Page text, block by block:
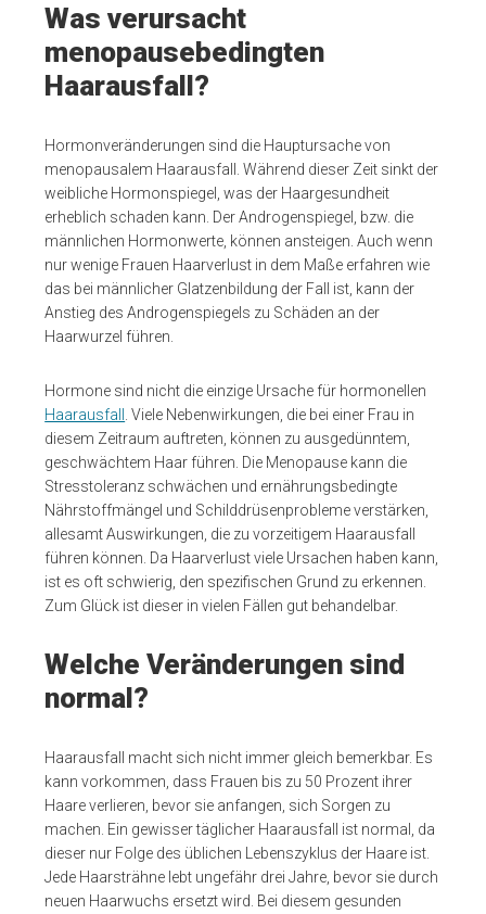
Was verursacht
menopausebedingten
Haarausfall?
Hormonveränderungen sind die Hauptursache von
menopausalem Haarausfall. Während dieser Zeit sinkt der
weibliche Hormonspiegel, was der Haargesundheit
erheblich schaden kann. Der Androgenspiegel, bzw. die
männlichen Hormonwerte, können ansteigen. Auch wenn
nur wenige Frauen Haarverlust in dem Maße erfahren wie
das bei männlicher Glatzenbildung der Fall ist, kann der
Anstieg des Androgenspiegels zu Schäden an der
Haarwurzel führen.
Hormone sind nicht die einzige Ursache für hormonellen
Haarausfall
. Viele Nebenwirkungen, die bei einer Frau in
diesem Zeitraum auftreten, können zu ausgedünntem,
geschwächtem Haar führen. Die Menopause kann die
Stresstoleranz schwächen und ernährungsbedingte
Nährstoffmängel und Schilddrüsenprobleme verstärken,
allesamt Auswirkungen, die zu vorzeitigem Haarausfall
führen können. Da Haarverlust viele Ursachen haben kann,
ist es oft schwierig, den spezifischen Grund zu erkennen.
Zum Glück ist dieser in vielen Fällen gut behandelbar.
Welche Veränderungen sind
normal?
Haarausfall macht sich nicht immer gleich bemerkbar. Es
kann vorkommen, dass Frauen bis zu 50 Prozent ihrer
Haare verlieren, bevor sie anfangen, sich Sorgen zu
machen. Ein gewisser täglicher Haarausfall ist normal, da
dieser nur Folge des üblichen Lebenszyklus der Haare ist.
Jede Haarsträhne lebt ungefähr drei Jahre, bevor sie durch
neuen Haarwuchs ersetzt wird. Bei diesem gesunden